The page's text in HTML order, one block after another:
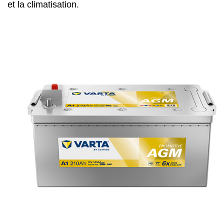
et la climatisation.